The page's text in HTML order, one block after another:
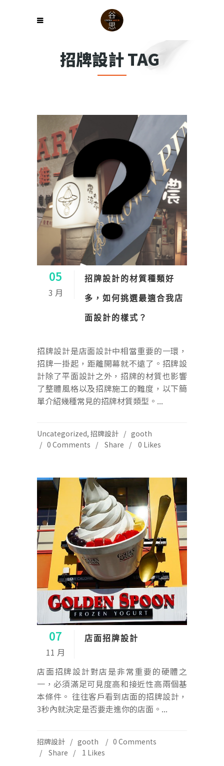
招牌設計 TAG
05
3 月
招牌設計的材質種類好
多，如何挑選最適合我店
面設計的樣式？
招牌設計是店面設計中相當重要的一環，
招牌一掛起，距離開幕就不遠了。招牌設
計除了平面設計之外，招牌的材質也影響
了整體風格以及招牌施工的難度，以下簡
單介紹幾種常見的招牌材質類型。...
Uncategorized, 招牌設計
gooth
0 Comments
Share 0 Likes
07
11 月
店面招牌設計
店面招牌設計對店是非常重要的硬體之
一，必須滿足可見度高和接近性高兩個基
本條件。 往往客戶看到店面的招牌設計，
3秒內就決定是否要走進你的店面。...
招牌設計 gooth
0 Comments
Share
1 Likes